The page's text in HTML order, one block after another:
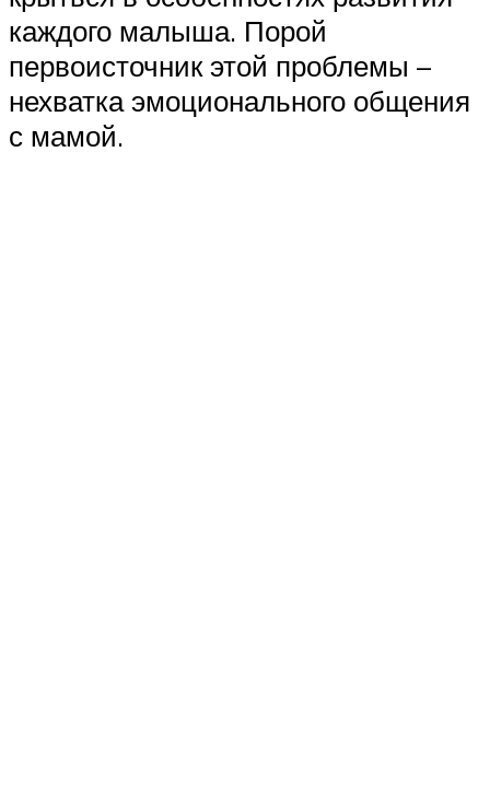
каждого малыша. Порой
первоисточник этой проблемы –
нехватка эмоционального общения
с мамой.